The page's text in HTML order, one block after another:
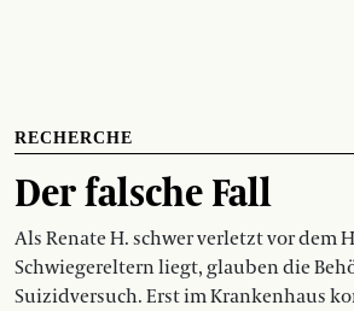
RECHERCHE
Der falsche Fall
Als Renate H. schwer verletzt vor dem
Schwiegereltern liegt, glauben die
Suizidversuch. Erst im Krankenhaus